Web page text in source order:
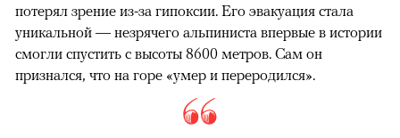
потерял зрение из-за гипоксии. Его эвакуация стала
уникальной — незрячего альпиниста впервые в истории
смогли спустить с высоты 8600 метров. Сам он
признался, что на горе «умер и переродился».